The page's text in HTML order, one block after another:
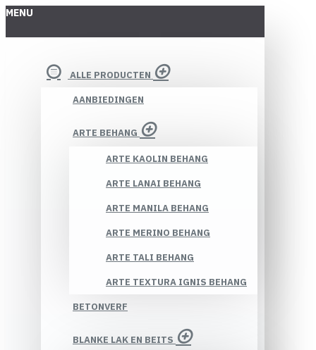
MENU
ALLE PRODUCTEN
AANBIEDINGEN
ARTE BEHANG
ARTE KAOLIN BEHANG
ARTE LANAI BEHANG
ARTE MANILA BEHANG
ARTE MERINO BEHANG
ARTE TALI BEHANG
ARTE TEXTURA IGNIS BEHANG
BETONVERF
BLANKE LAK EN BEITS